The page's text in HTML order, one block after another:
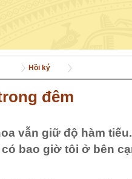
Hồi ký
đêm
vẫn giữ độ hàm
bao giờ tôi ở bên